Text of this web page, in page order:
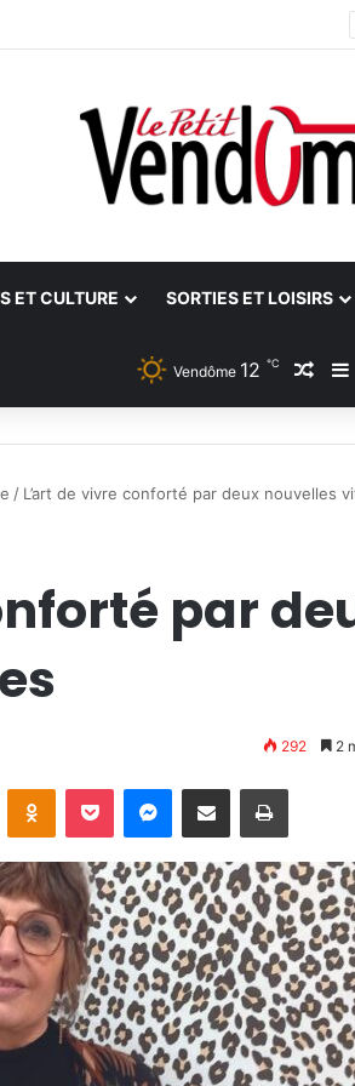
ET CULTURE SORTIES ET LOISIRS
Vendôme 12 ℃
/ L’art de vivre conforté par deux nouvelles
par
292 2